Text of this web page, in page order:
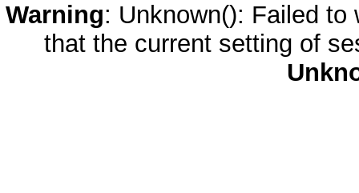
Warning: Unknown(): Failed
that the current setting of